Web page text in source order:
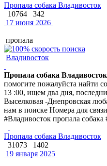
Пропала собака Владивосток
10764
342
17 июня 2026
пропала
Владивосток
Пропала собака Владивосток
помогите пожалуйста найти
13 :00, ищем два дня,
Выселковая -Днепровская
нам в поиске Номера для
#Владивосток пропала собака
Пропала собака Владивосток
31073
1402
19 января 2025